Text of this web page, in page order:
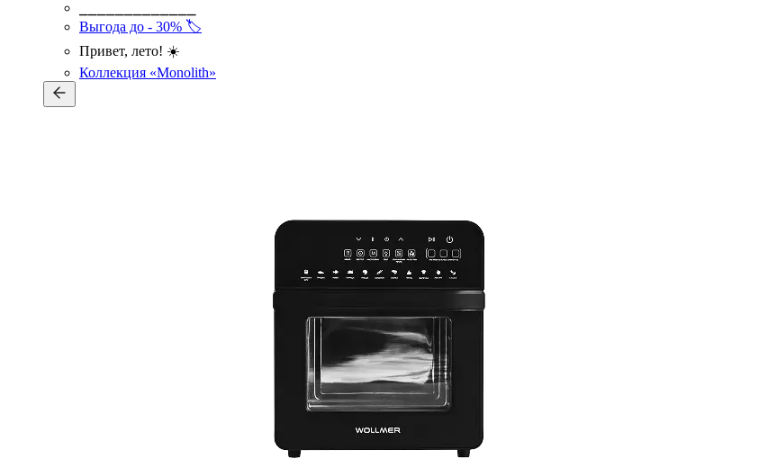
Выгода до - 30% 🏷️
Привет, лето! ☀️
Коллекция «Monolith»